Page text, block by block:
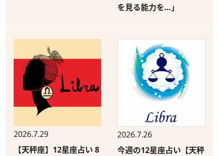
を見る能力を…」
2026.7.29
【天秤座】12星座占い 8
2026.7.26
今週の12星座占い【天秤